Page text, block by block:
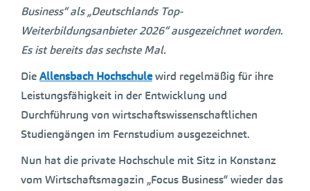
Business“ als „Deutschlands Top-
Weiterbildungsanbieter 2026“ ausgezeichnet worden.
Es ist bereits das sechste Mal.
DieAllensbach Hochschulewird regelmäßig für ihre
Leistungsfähigkeit in der Entwicklung und
Durchführung von wirtschaftswissenschaftlichen
Studiengängen im Fernstudium ausgezeichnet.
Nun hat die private Hochschule mit Sitz in Konstanz
vom Wirtschaftsmagazin „Focus Business“ wieder das